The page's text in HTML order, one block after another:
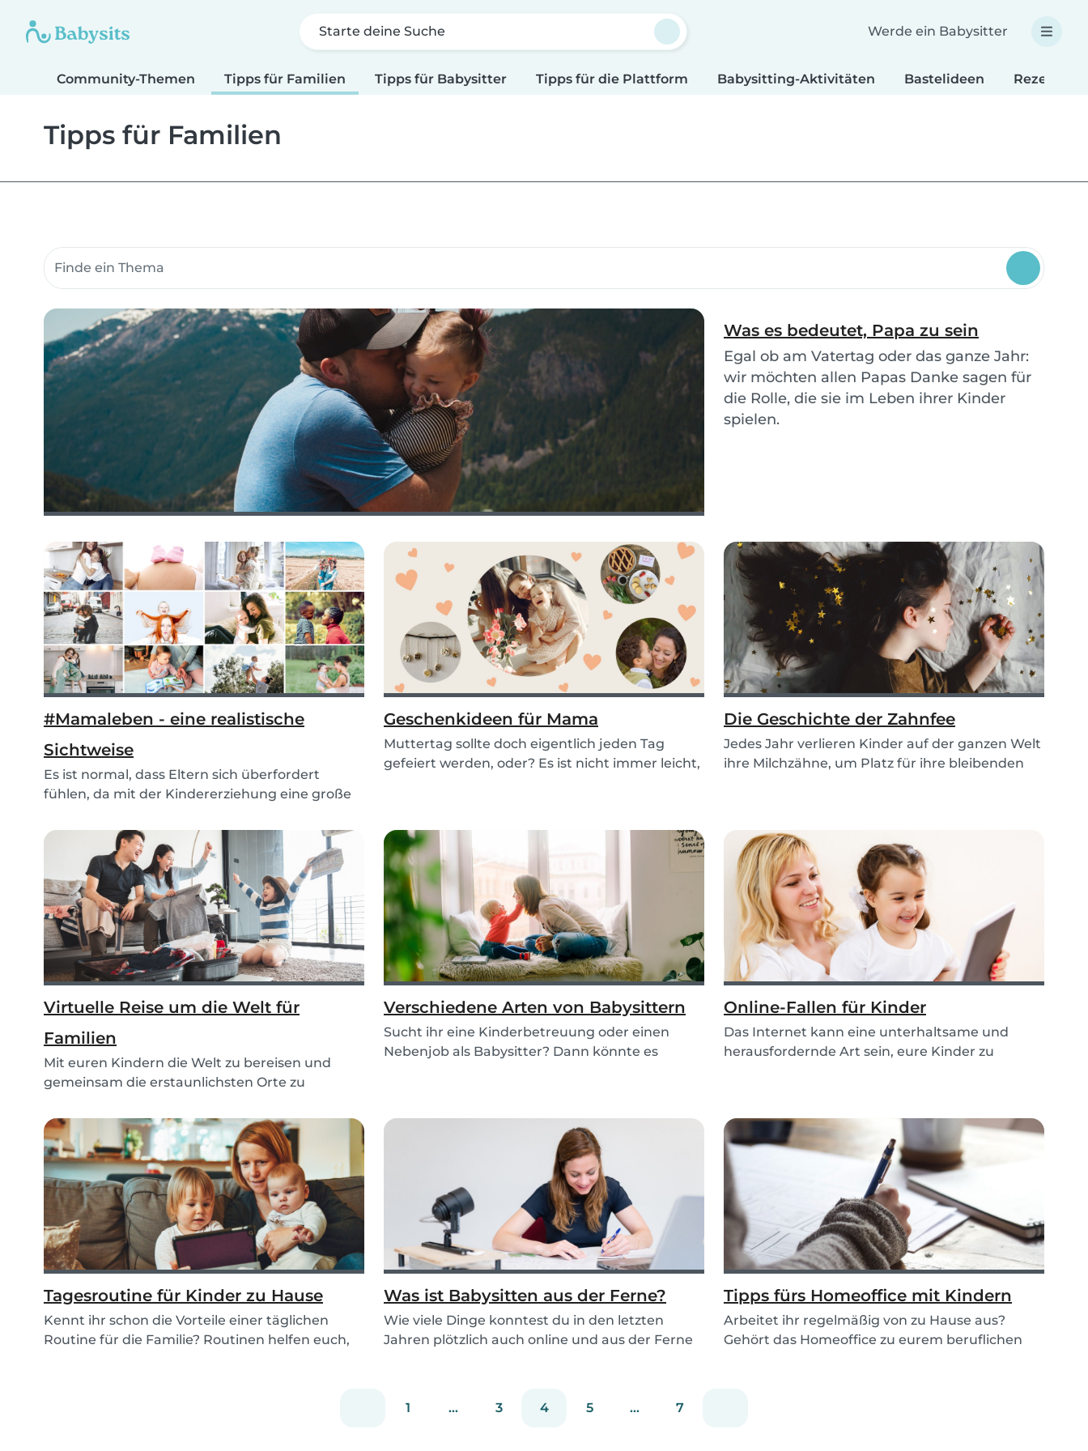
Starte deine Suche Werde ein Babysitter
Community-Themen Tipps für Familien Tipps für Babysitter Tipps für die Plattform Babysitting-Aktivitäten Bastelideen Rezepte
Tipps für Familien
Suche Community-Themen
Was es bedeutet, Papa zu sein
Egal ob am Vatertag oder das ganze Jahr:
wir möchten allen Papas Danke sagen für
die Rolle, die sie im Leben ihrer Kinder
spielen.
#Mamaleben - eine realistische
Sichtweise
Es ist normal, dass Eltern sich überfordert
fühlen, da mit der Kindererziehung eine große
Geschenkideen für Mama
Muttertag sollte doch eigentlich jeden Tag
gefeiert werden, oder? Es ist nicht immer leicht,
Die Geschichte der Zahnfee
Jedes Jahr verlieren Kinder auf der ganzen Welt
ihre Milchzähne, um Platz für ihre bleibenden
Virtuelle Reise um die Welt für
Familien
Mit euren Kindern die Welt zu bereisen und
gemeinsam die erstaunlichsten Orte zu
Verschiedene Arten von Babysittern
Sucht ihr eine Kinderbetreuung oder einen
Nebenjob als Babysitter? Dann könnte es
Online-Fallen für Kinder
Das Internet kann eine unterhaltsame und
herausfordernde Art sein, eure Kinder zu
Tagesroutine für Kinder zu Hause
Kennt ihr schon die Vorteile einer täglichen
Routine für die Familie? Routinen helfen euch,
Was ist Babysitten aus der Ferne?
Wie viele Dinge konntest du in den letzten
Jahren plötzlich auch online und aus der Ferne
Tipps fürs Homeoffice mit Kindern
Arbeitet ihr regelmäßig von zu Hause aus?
Gehört das Homeoffice zu eurem beruflichen
1 ... 3 4 5 ... 7